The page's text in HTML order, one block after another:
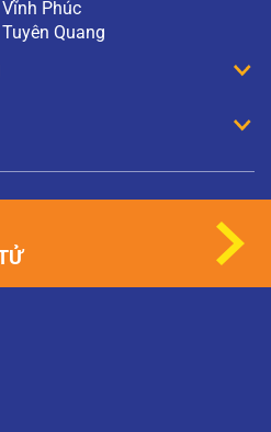
Vĩnh Phúc
Tuyên Quang